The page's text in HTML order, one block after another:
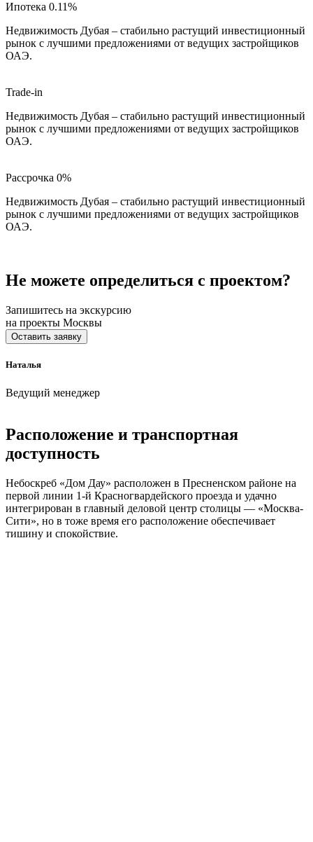
Ипотека 0.11%
Недвижимость Дубая – стабильно растущий инвестиционный
рынок с лучшими предложениями от ведущих застройщиков
ОАЭ.
Trade-in
Недвижимость Дубая – стабильно растущий инвестиционный
рынок с лучшими предложениями от ведущих застройщиков
ОАЭ.
Рассрочка 0%
Недвижимость Дубая – стабильно растущий инвестиционный
рынок с лучшими предложениями от ведущих застройщиков
ОАЭ.
Не можете определиться с проектом?
Запишитесь на экскурсию
на проекты Москвы
Оставить заявку
Наталья
Ведущий менеджер
Расположение и транспортная
доступность
Небоскреб «Дом Дау» расположен в Пресненском районе на
первой линии 1-й Красногвардейского проезда и удачно
интегрирован в главный деловой центр столицы — «Москва-
Сити», но в тоже время его расположение обеспечивает
тишину и спокойствие.